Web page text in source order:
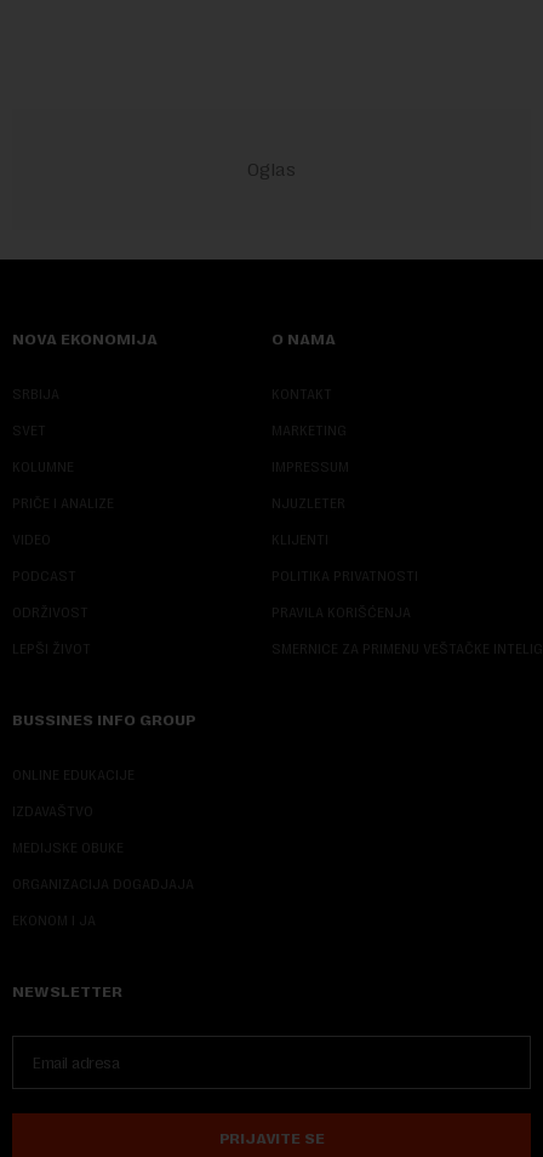
NOVA EKONOMIJA
SRBIJA
SVET
KOLUMNE
PRIČE I ANALIZE
VIDEO
PODCAST
ODRŽIVOST
LEPŠI ŽIVOT
O NAMA
KONTAKT
MARKETING
IMPRESSUM
NJUZLETER
KLIJENTI
POLITIKA PRIVATNOSTI
PRAVILA KORIŠĆENJA
SMERNICE ZA PRIMENU VEŠTAČKE
BUSSINES INFO GROUP
ONLINE EDUKACIJE
IZDAVAŠTVO
MEDIJSKE OBUKE
ORGANIZACIJA DOGADJAJA
EKONOM I JA
NEWSLETTER
PRIJAVITE SE